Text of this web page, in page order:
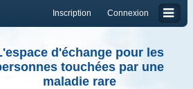
Connexion
Inscription
d'échange pour les
touchées par une
maladie rare